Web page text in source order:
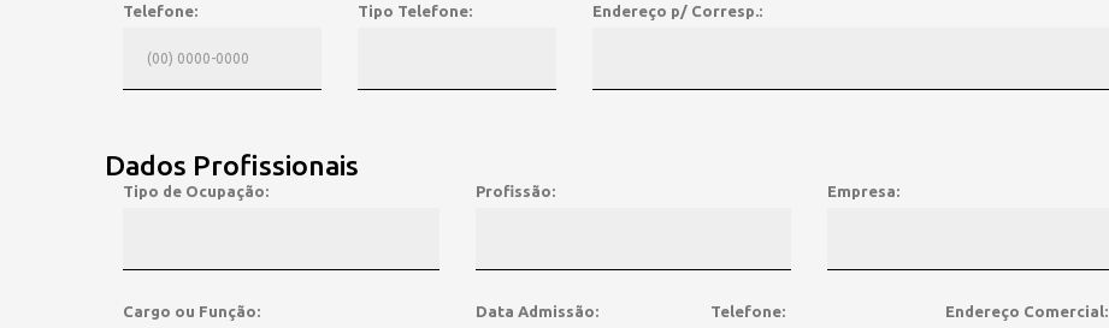
Telefone: Tipo Telefone: Endereço p/ Corresp.:
Dados Profissionais
Tipo de Ocupação: Profissão: Empresa:
Cargo ou Função: Data Admissão: Telefone: Endereço Comercial: